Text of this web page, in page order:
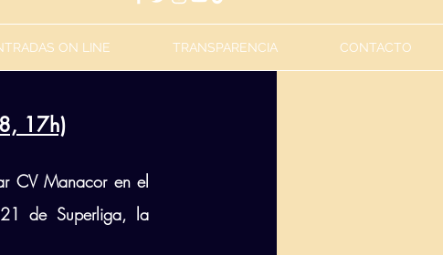
ON LINE TRANSPARENCIA CONTACTO
17h)
CV Manacor en el
de Superliga, la